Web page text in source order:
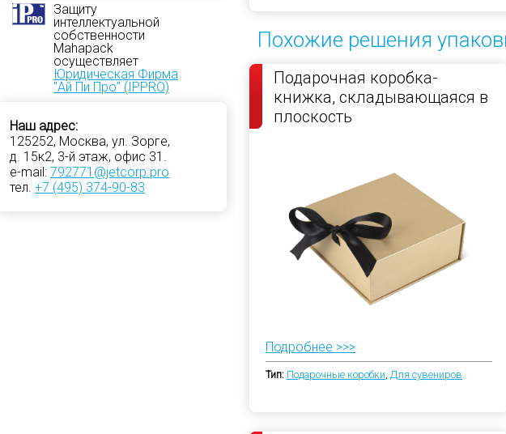
Защиту
интеллектуальной
собственности
Mahapack
осуществляет
Юридическая Фирма
"Ай Пи Про" (IPPRO)
Наш адрес:
125252, Москва, ул. Зорге,
д. 15к2, 3-й этаж, офис 31.
e-mail: 792771@jetcorp.pro
тел. +7 (495) 374-90-83
Похожие решения
Подарочная коробка-
книжка, складывающаяся в
плоскость
Подробнее >>>
Тип: Подарочные коробки Для сувениров